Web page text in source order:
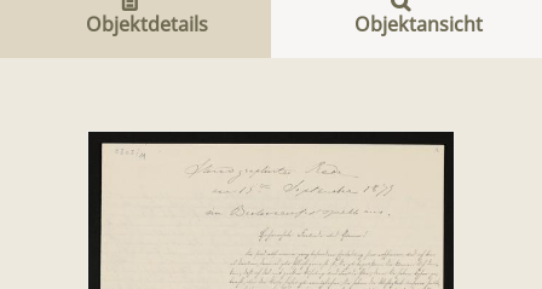
Objektdetails Objektansicht